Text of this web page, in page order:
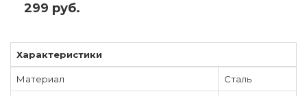
299 руб.
Характеристики
Материал Сталь